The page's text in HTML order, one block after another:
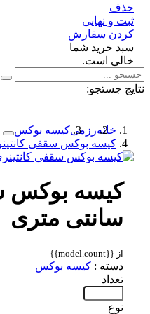
و نهایی
سفارش
خرید شما
است.
جستجو:
خانهرزمیکیسه بوکس
کیسه بوکس سقفی کانتینری 180 سانتی متری
سانتی متری
دسته :کیسه بوکس